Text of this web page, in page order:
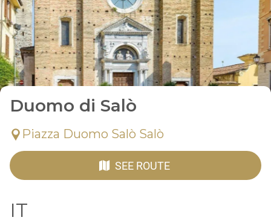
Duomo di Salò
Piazza Duomo Salò Salò
SEE ROUTE
IT